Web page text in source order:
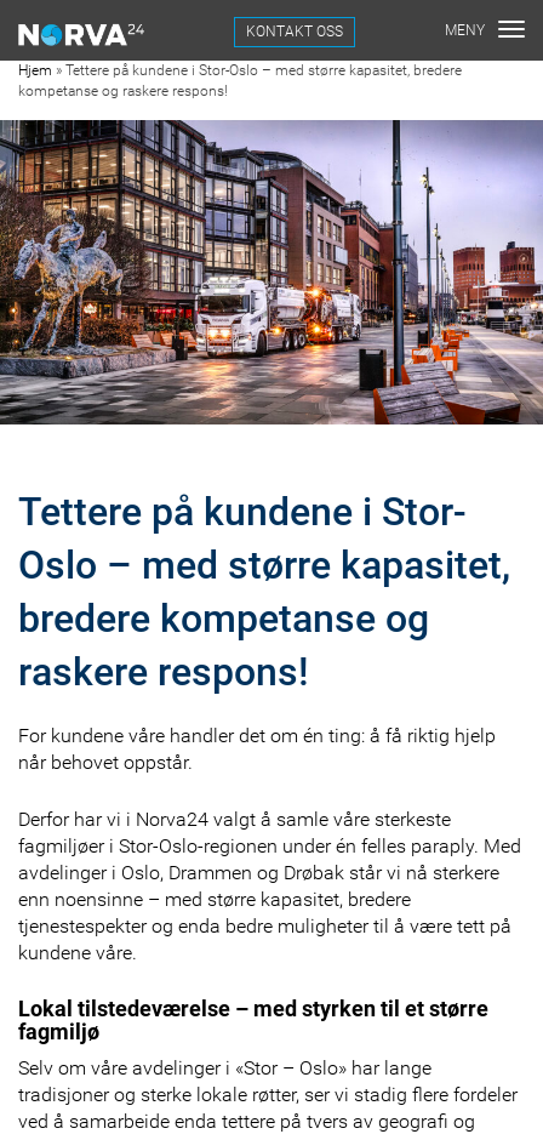
KONTAKT OSS
Hjem » Tettere på kundene i Stor-Oslo – med større kapasitet, bredere
kompetanse og raskere respons!
Tettere på kundene i Stor-
Oslo – med større kapasitet,
bredere kompetanse og
raskere respons!
For kundene våre handler det om én ting: å få riktig hjelp
når behovet oppstår.
Derfor har vi i Norva24 valgt å samle våre sterkeste
fagmiljøer i Stor-Oslo-regionen under én felles paraply. Med
avdelinger i Oslo, Drammen og Drøbak står vi nå sterkere
enn noensinne – med større kapasitet, bredere
tjenestespekter og enda bedre muligheter til å være tett på
kundene våre.
Lokal tilstedeværelse – med styrken til et større
fagmiljø
Selv om våre avdelinger i «Stor – Oslo» har lange
tradisjoner og sterke lokale røtter, ser vi stadig flere fordeler
ved å samarbeide enda tettere på tvers av geografi og